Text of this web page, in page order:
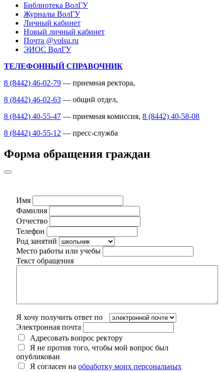
Библиотека ВолГУ
Журналы ВолГУ
Личный кабинет
Новый личный кабинет
Почта @volsu.ru
ЭИОС ВолГУ
ТЕЛЕФОННЫЙ СПРАВОЧНИК
8 (8442) 46-02-79 — приемная ректора,
8 (8442) 46-02-63 — общий отдел,
8 (8442) 40-55-47 — приемная комиссия, 8 (8442) 40-58-08
8 (8442) 40-55-12 — пресс-служба
Форма обращения граждан
Имя
Фамилия
Отчество
Телефон
Род занятий
Место работы или учебы
Текст обращения
Я хочу получить ответ по
Электронная почта
Адресовать вопрос ректору
Я не против того, чтобы мой вопрос был
опубликован
Я согласен на обработку моих персональных